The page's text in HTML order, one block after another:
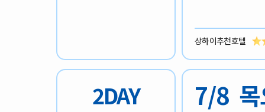
상하이추천호텔
2DAY 7/8 목